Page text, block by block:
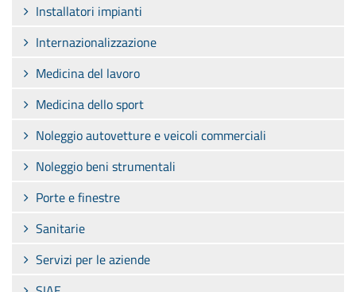
Installatori impianti
Internazionalizzazione
Medicina del lavoro
Medicina dello sport
Noleggio autovetture e veicoli commerciali
Noleggio beni strumentali
Porte e finestre
Sanitarie
Servizi per le aziende